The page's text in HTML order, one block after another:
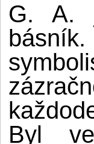
G. A.
Byl